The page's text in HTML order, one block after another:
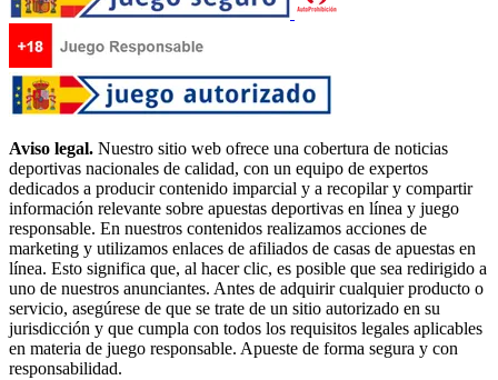
Aviso legal. Nuestro sitio web ofrece una cobertura de noticias
deportivas nacionales de calidad, con un equipo de expertos
dedicados a producir contenido imparcial y a recopilar y compartir
información relevante sobre apuestas deportivas en línea y juego
responsable. En nuestros contenidos realizamos acciones de
marketing y utilizamos enlaces de afiliados de casas de apuestas en
línea. Esto significa que, al hacer clic, es posible que sea redirigido a
uno de nuestros anunciantes. Antes de adquirir cualquier producto o
servicio, asegúrese de que se trate de un sitio autorizado en su
jurisdicción y que cumpla con todos los requisitos legales aplicables
en materia de juego responsable. Apueste de forma segura y con
responsabilidad.